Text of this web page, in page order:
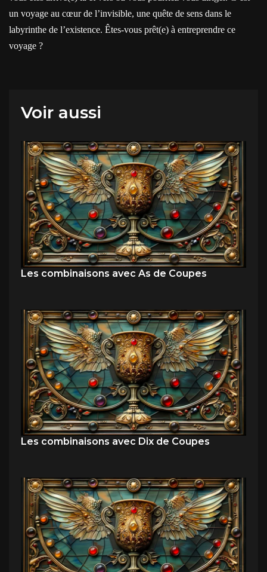
un voyage au cœur de l’invisible, une quête de sens dans le
labyrinthe de l’existence. Êtes-vous prêt(e) à entreprendre ce
voyage ?
Voir aussi
Les combinaisons avec As de Coupes
Les combinaisons avec Dix de Coupes